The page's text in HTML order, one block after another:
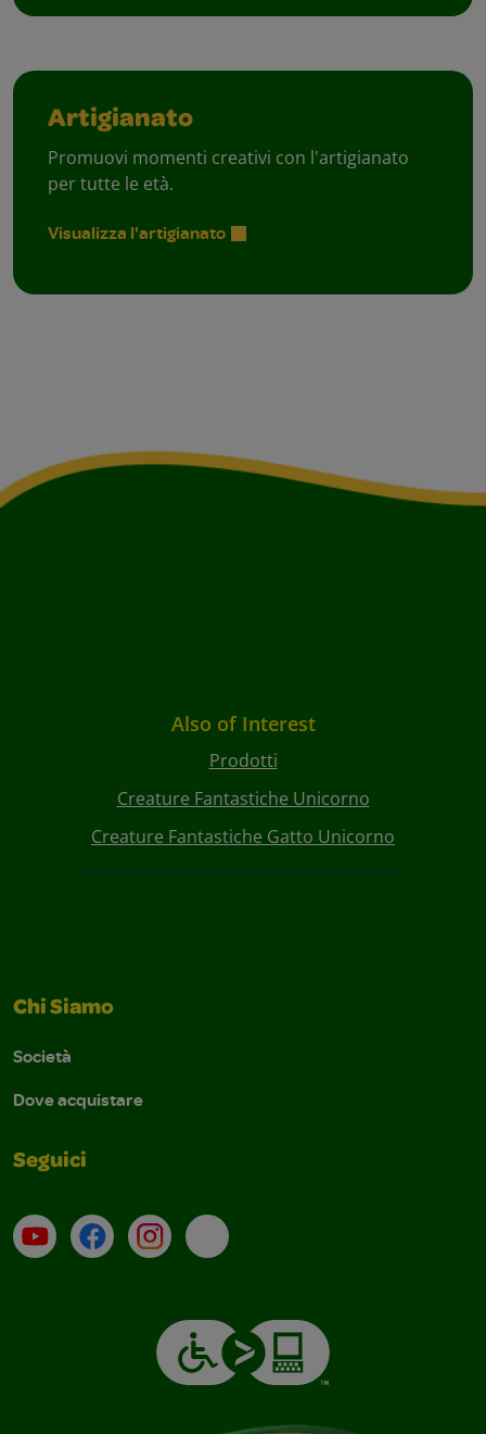
Artigianato
Promuovi momenti creativi con l'artigianato
per tutte le età.
Visualizza l'artigianato
Also of Interest
Prodotti
Creature Fantastiche Unicorno
Creature Fantastiche Gatto Unicorno
Chi Siamo
Società
Dove acquistare
Seguici
Su YouTube
ContattiProfilo Instagram
Email